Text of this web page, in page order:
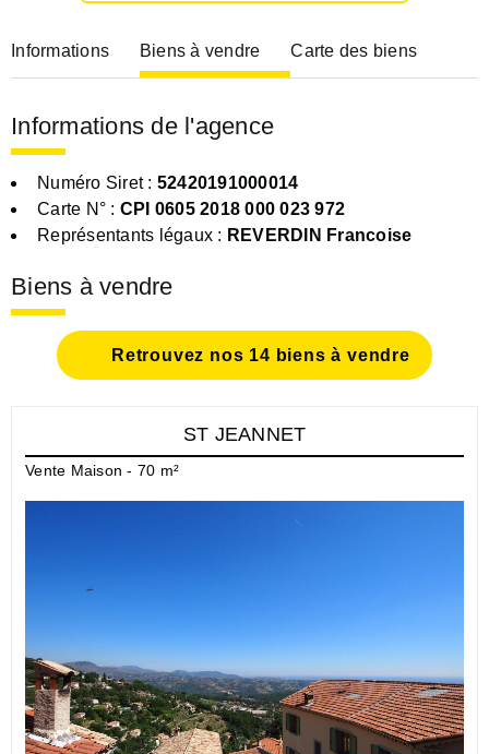
Informations Biens à vendre Carte des biens
Informations de l'agence
Numéro Siret : 52420191000014
Carte N° : CPI 0605 2018 000 023 972
Représentants légaux : REVERDIN Francoise
Biens à vendre
Retrouvez nos 14 biens à vendre
ST JEANNET
Vente Maison - 70 m²